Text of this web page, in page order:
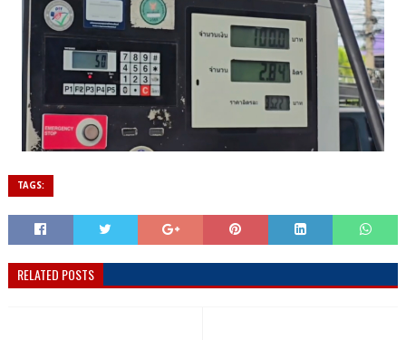
TAGS:
RELATED POSTS